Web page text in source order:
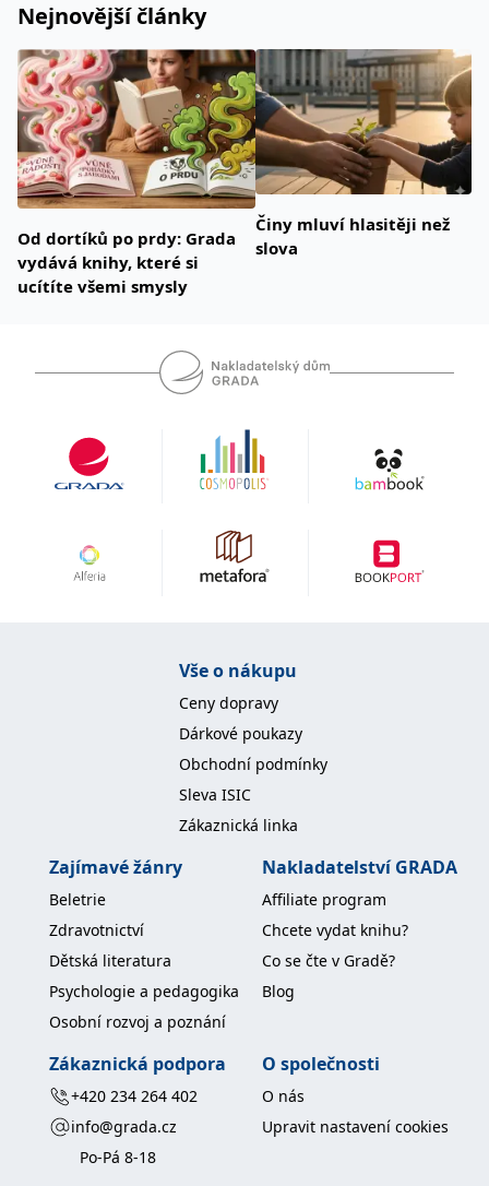
Nejnovější články
Od dortíků po prdy: Grada
vydává knihy, které si
ucítíte všemi smysly
Činy mluví hlasitěji než
slova
Vše o nákupu
Ceny dopravy
Dárkové poukazy
Obchodní podmínky
Sleva ISIC
Zákaznická linka
Zajímavé žánry
Beletrie
Zdravotnictví
Dětská literatura
Psychologie a pedagogika
Osobní rozvoj a poznání
Nakladatelství GRADA
Affiliate program
Chcete vydat knihu?
Co se čte v Gradě?
Blog
Zákaznická podpora
+420 234 264 402
info@grada.cz
Po-Pá 8-18
O společnosti
O nás
Upravit nastavení cookies